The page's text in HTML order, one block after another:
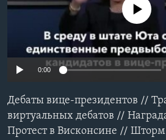
Learning English
СОЦИАЛЬНЫЕ СЕТИ
Языки
No media source
0:00
Дебаты вице-президентов //
виртуальных дебатов //
Протест в Висконсине // Шторм